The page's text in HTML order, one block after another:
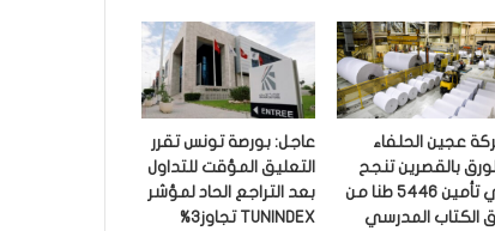
عجين الحلفاء
بالقصرين تنجح
في تأمين 5446 طنا من
الكتاب المدرسي
عاجل: بورصة تونس تقرر
التعليق المؤقت للتداول
بعد التراجع الحاد لمؤشر
TUNINDEX تجاوز3%